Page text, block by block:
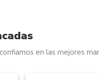
en las mejores